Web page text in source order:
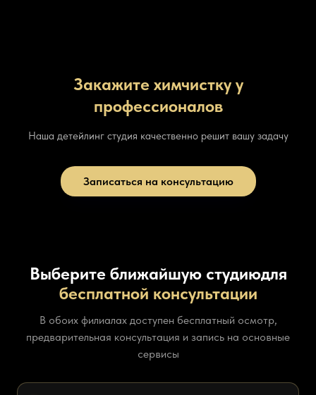
Закажите химчистку у
профессионалов
Наша детейлинг студия качественно решит вашу задачу
Записаться на консультацию
Выберите ближайшую студиюдля
бесплатной консультации
В обоих филиалах доступен бесплатный осмотр,
предварительная консультация и запись на основные
сервисы